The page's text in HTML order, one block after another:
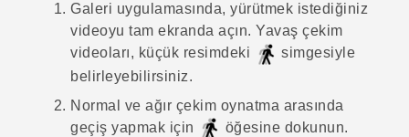
Galeri uygulamasında, yürütmek istediğiniz
videoyu tam ekranda açın. Yavaş çekim
videoları, küçük resimdeki
simgesiyle
belirleyebilirsiniz.
Normal ve ağır çekim oynatma arasında
geçiş yapmak için
öğesine dokunun.